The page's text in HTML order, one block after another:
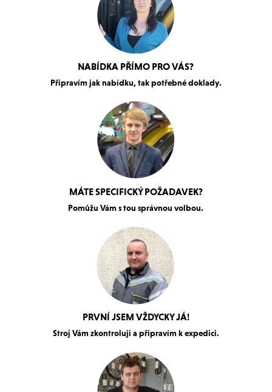
NABÍDKA PŘÍMO PRO VÁS?
Připravím jak nabídku, tak potřebné doklady.
MÁTE SPECIFICKÝ POŽADAVEK?
Pomůžu Vám s tou správnou volbou.
PRVNÍ JSEM VŽDYCKY JÁ!
Stroj Vám zkontroluji a připravím k expedici.